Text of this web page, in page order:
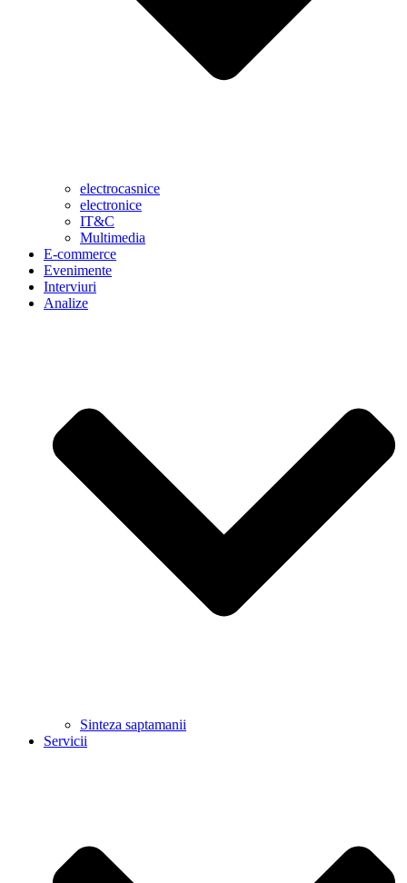
electrocasnice
electronice
IT&C
Multimedia
E-commerce
Evenimente
Interviuri
Analize
Sinteza saptamanii
Servicii